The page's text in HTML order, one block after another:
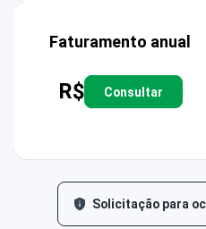
Faturamento anual
R$ Consultar
Solicitação para